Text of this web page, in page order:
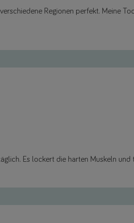
Regionen perfekt. Meine
Es lockert die harten Muskeln